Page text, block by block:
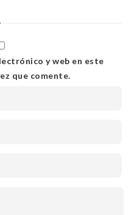
y web en este
que comente.